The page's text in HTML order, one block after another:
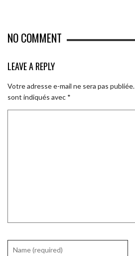
NO COMMENT
LEAVE A REPLY
Votre adresse e-mail ne sera pas publiée.
sont indiqués avec *